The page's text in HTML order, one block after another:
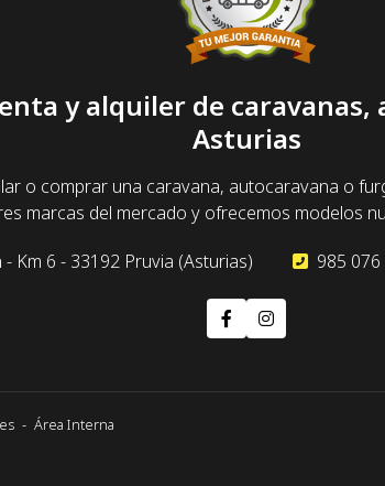
y alquiler de
Asturias
o comprar una caravana, autocaravana o
marcas del mercado y ofrecemos modelos
Km 6 - 33192 Pruvia (Asturias)
985 076
- Área Interna